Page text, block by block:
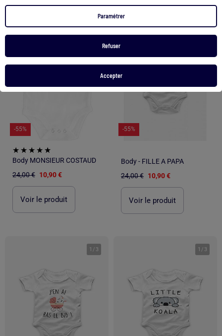
Paramétrer
Refuser
Accepter
3
-55%
Body MONSIEUR COSTAUD
24,00 € 10,90 €
Voir le produit
-55%
Body - FILLE A PAPA
24,00 € 10,90 €
Voir le produit
1 / 3 1 / 3